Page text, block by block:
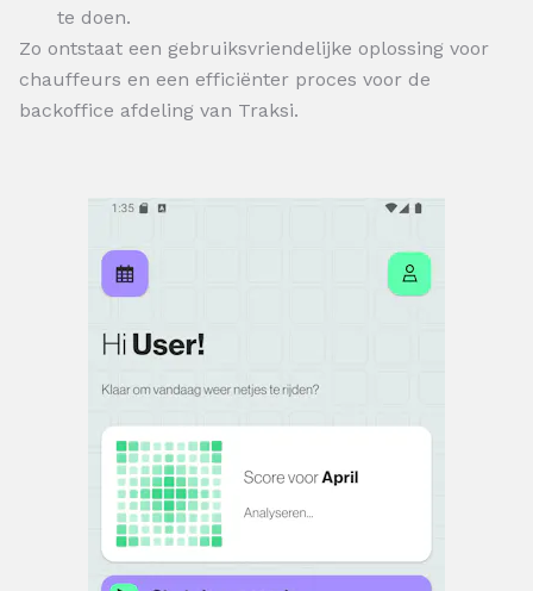
te doen.
Zo ontstaat een gebruiksvriendelijke oplossing voor
chauffeurs en een efficiënter proces voor de
backoffice afdeling van Traksi.